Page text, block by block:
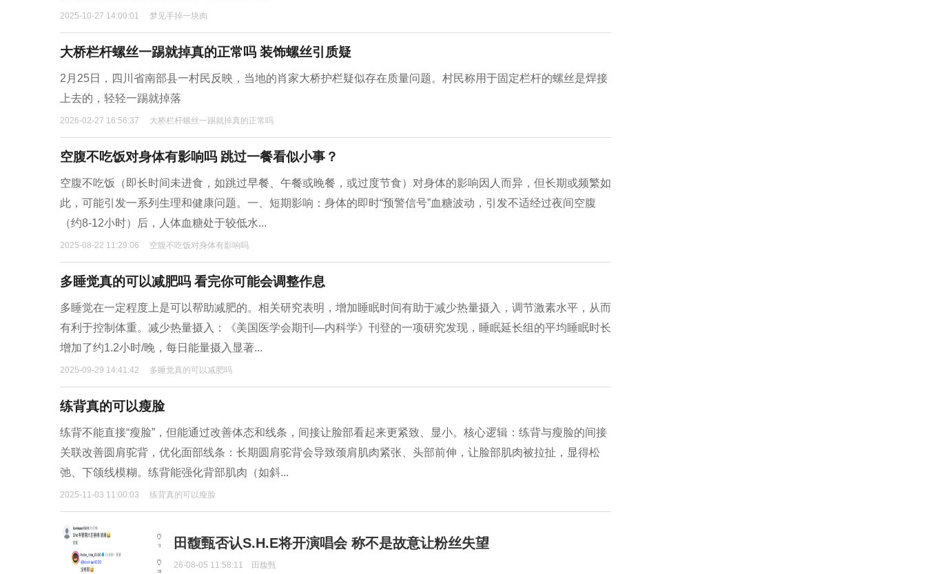
2025-10-27 14:00:01 梦见手掉一块肉
大桥栏杆螺丝一踢就掉真的正常吗 装饰螺丝引质疑
2月25日，四川省南部县一村民反映，当地的肖家大桥护栏疑似存在质量问题。村民称用于固定栏杆的螺丝是焊接
上去的，轻轻一踢就掉落
2026-02-27 16:56:37 大桥栏杆螺丝一踢就掉真的正常吗
空腹不吃饭对身体有影响吗 跳过一餐看似小事？
空腹不吃饭（即长时间未进食，如跳过早餐、午餐或晚餐，或过度节食）对身体的影响因人而异，但长期或频繁如
此，可能引发一系列生理和健康问题。一、短期影响：身体的即时“预警信号”血糖波动，引发不适经过夜间空腹
（约8-12小时）后，人体血糖处于较低水...
2025-08-22 11:29:06 空腹不吃饭对身体有影响吗
多睡觉真的可以减肥吗 看完你可能会调整作息
多睡觉在一定程度上是可以帮助减肥的。相关研究表明，增加睡眠时间有助于减少热量摄入，调节激素水平，从而
有利于控制体重。减少热量摄入：《美国医学会期刊—内科学》刊登的一项研究发现，睡眠延长组的平均睡眠时长
增加了约1.2小时/晚，每日能量摄入显著...
2025-09-29 14:41:42 多睡觉真的可以减肥吗
练背真的可以瘦脸
练背不能直接“瘦脸”，但能通过改善体态和线条，间接让脸部看起来更紧致、显小。核心逻辑：练背与瘦脸的间接
关联改善圆肩驼背，优化面部线条：长期圆肩驼背会导致颈肩肌肉紧张、头部前伸，让脸部肌肉被拉扯，显得松
弛、下颌线模糊。练背能强化背部肌肉（如斜...
2025-11-03 11:00:03 练背真的可以瘦脸
田馥甄否认S.H.E将开演唱会 称不是故意让粉丝失望
26-08-05 11:58:11 田馥甄